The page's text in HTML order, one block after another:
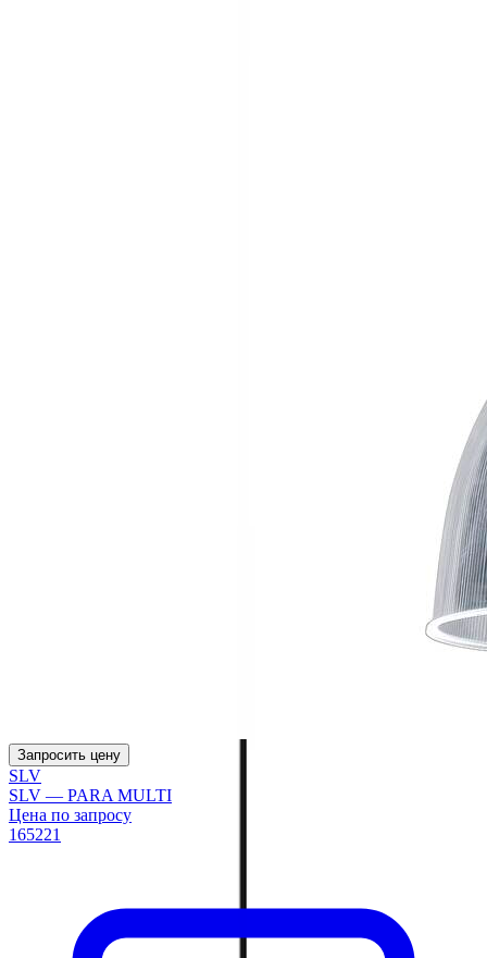
Запросить цену
SLV
SLV — PARA MULTI
Цена по запросу
165221